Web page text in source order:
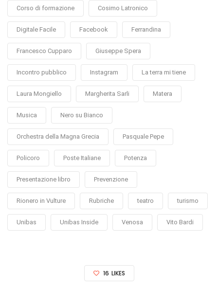
Corso di formazione Cosimo Latronico
Digitale Facile Facebook Ferrandina
Francesco Cupparo Giuseppe Spera
Incontro pubblico Instagram La terra mi tiene
Laura Mongiello Margherita Sarli Matera
Musica Nero su Bianco
Orchestra della Magna Grecia Pasquale Pepe
Policoro Poste Italiane Potenza
Presentazione libro Prevenzione
Rionero in Vulture Rubriche teatro turismo
Unibas Unibas Inside Venosa Vito Bardi
16 LIKES